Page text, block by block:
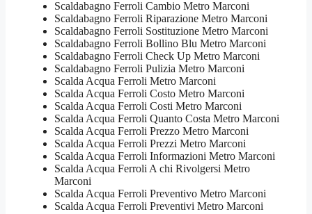
Scaldabagno Ferroli Cambio Metro Marconi
Scaldabagno Ferroli Riparazione Metro Marconi
Scaldabagno Ferroli Sostituzione Metro Marconi
Scaldabagno Ferroli Bollino Blu Metro Marconi
Scaldabagno Ferroli Check Up Metro Marconi
Scaldabagno Ferroli Pulizia Metro Marconi
Scalda Acqua Ferroli Metro Marconi
Scalda Acqua Ferroli Costo Metro Marconi
Scalda Acqua Ferroli Costi Metro Marconi
Scalda Acqua Ferroli Quanto Costa Metro Marconi
Scalda Acqua Ferroli Prezzo Metro Marconi
Scalda Acqua Ferroli Prezzi Metro Marconi
Scalda Acqua Ferroli Informazioni Metro Marconi
Scalda Acqua Ferroli A chi Rivolgersi Metro
Marconi
Scalda Acqua Ferroli Preventivo Metro Marconi
Scalda Acqua Ferroli Preventivi Metro Marconi